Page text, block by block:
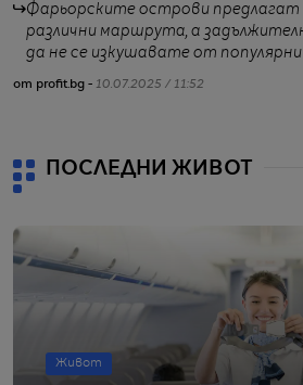
Фарьорските острови предлагат
различни маршрута, а
да не се изкушавате от
от profit.bg - 10.07.2025 / 11:52
ПОСЛЕДНИ ЖИВОТ
Живот